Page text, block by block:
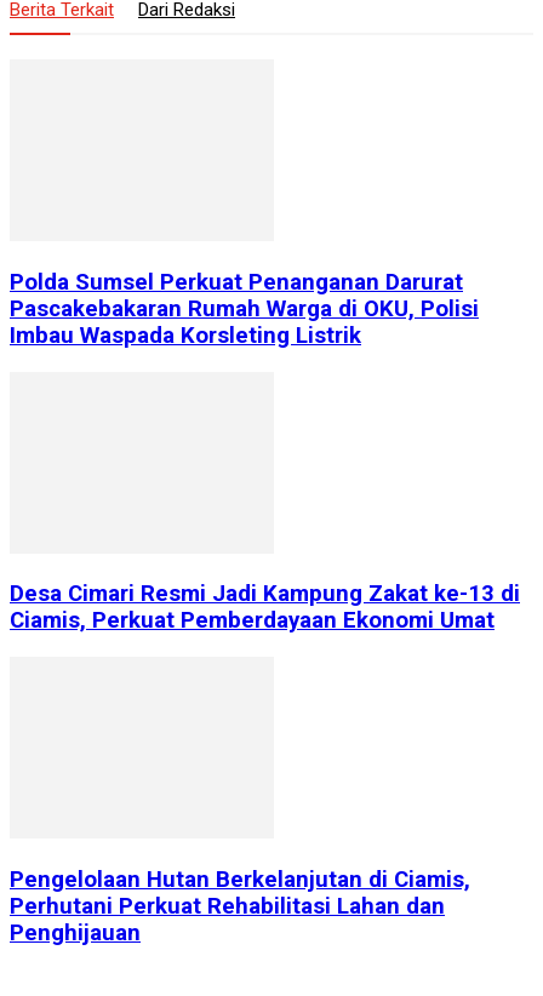
Berita Terkait Dari Redaksi
Polda Sumsel Perkuat Penanganan Darurat
Pascakebakaran Rumah Warga di OKU, Polisi
Imbau Waspada Korsleting Listrik
Desa Cimari Resmi Jadi Kampung Zakat ke-13 di
Ciamis, Perkuat Pemberdayaan Ekonomi Umat
Pengelolaan Hutan Berkelanjutan di Ciamis,
Perhutani Perkuat Rehabilitasi Lahan dan
Penghijauan